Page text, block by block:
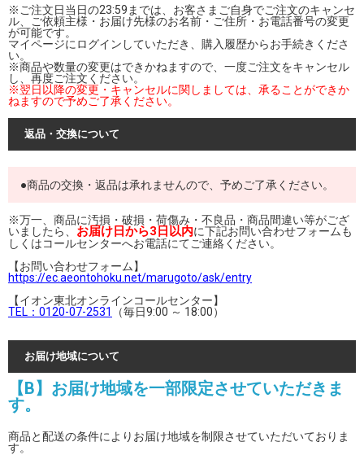
※ご注文日当日の23:59までは、お客さまご自身でご注文のキャンセ
ル、ご依頼主様・お届け先様のお名前・ご住所・お電話番号の変更
が可能です。
マイページにログインしていただき、購入履歴からお手続きくださ
い。
※商品や数量の変更はできかねますので、一度ご注文をキャンセル
し、再度ご注文ください。
※翌日以降の変更・キャンセルに関しましては、承ることができか
ねますので予めご了承ください。
返品・交換について
●商品の交換・返品は承れませんので、予めご了承ください。
※万一、商品に汚損・破損・荷傷み・不良品・商品間違い等がござ
いましたら、 お届け日から3日以内に下記お問い合わせフォームも
しくはコールセンターへお電話にてご連絡ください。
【お問い合わせフォーム】
https://ec.aeontohoku.net/marugoto/ask/entry
【イオン東北オンラインコールセンター】
TEL：0120-07-2531
（毎日9:00 ～ 18:00）
お届け地域について
【B】お届け地域を一部限定させていただきま
す。
商品と配送の条件によりお届け地域を制限させていただいておりま
す。